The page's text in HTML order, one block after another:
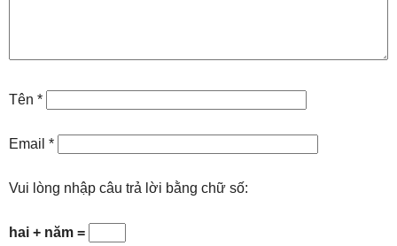
Tên *
Email *
Vui lòng nhập câu trả lời bằng chữ số:
hai + năm =